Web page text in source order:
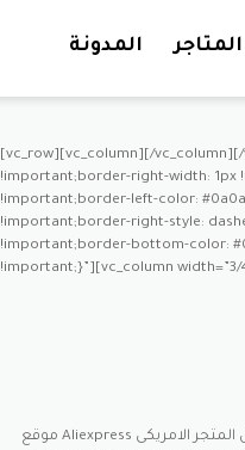
المدونة
[vc_row][vc_column][/vc_column][/
!important;border-right-width:
!important;border-left-color:
!important;border-right-style:
!important;border-bottom-color:
!important;}”][vc_column
موقع Aliexpress هو واحد من أشهر المتاجر العالمية الالكترونية فهو يناطح بالفعل المتجر الامريكى Amazon ، ويعتبر موقع على